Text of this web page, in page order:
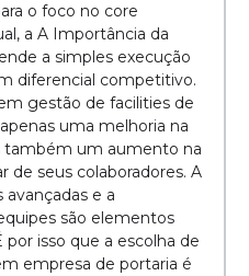
o foco no core
a A Importância da
a simples execução
diferencial competitivo.
gestão de facilities de
uma melhoria na
também um aumento na
de seus colaboradores. A
e a
são elementos
por isso que a escolha de
empresa de portaria é